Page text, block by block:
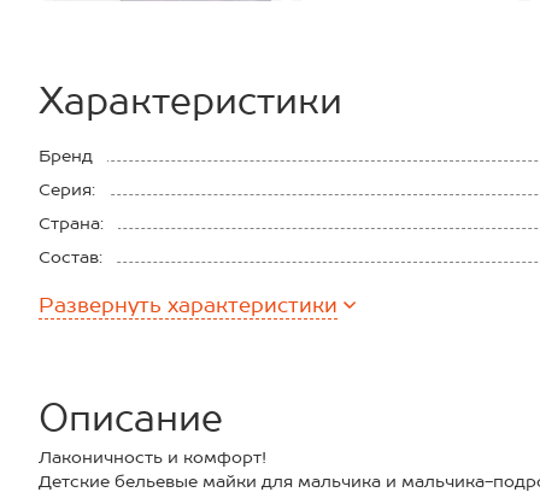
Характеристики
Бренд
Серия:
Страна:
Состав:
Развернуть характеристики
Описание
Лаконичность и комфорт!
Детские бельевые майки для мальчика и мальчика-